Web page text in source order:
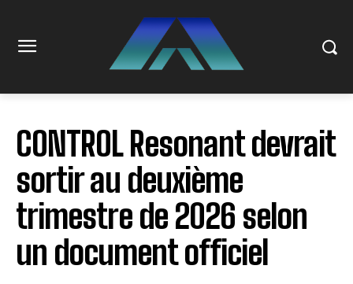
CONTROL Resonant devrait
sortir au deuxième
trimestre de 2026 selon
un document officiel